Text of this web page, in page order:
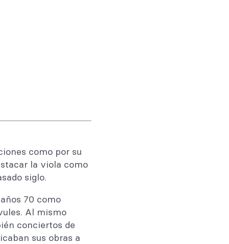
como por su
la viola como
siglo.
70 como
Al mismo
conciertos de
sus obras a